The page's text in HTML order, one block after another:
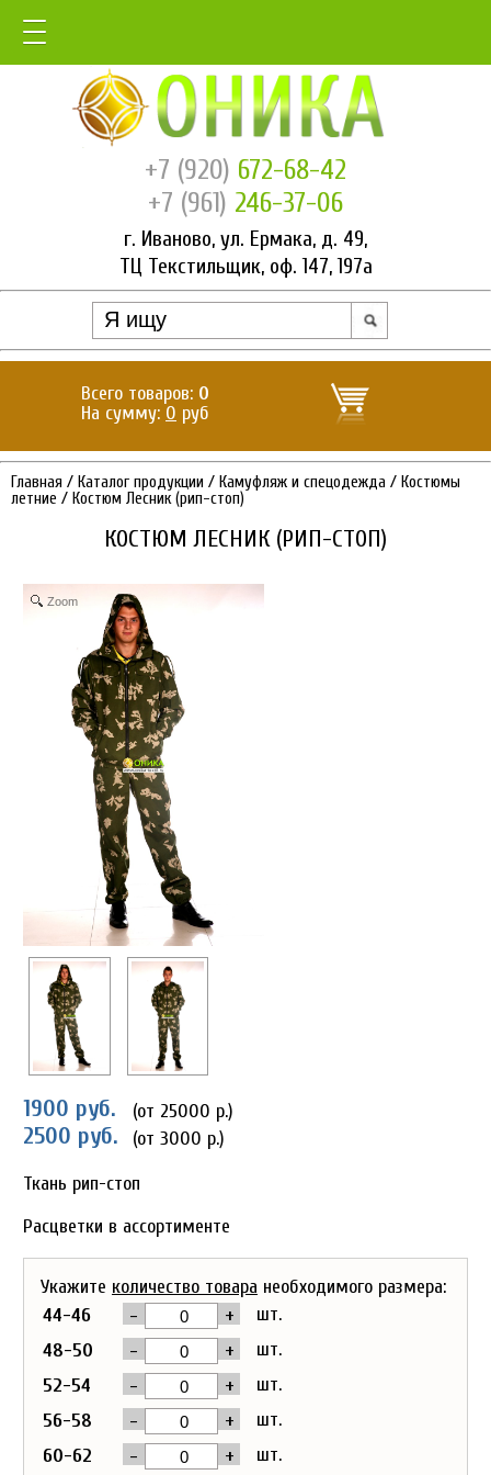
+7 (920) 672-68-42
+7 (961) 246-37-06
г. Иваново, ул. Ермака, д. 49,
ТЦ Текстильщик, оф. 147, 197а
Всего товаров: 0
На сумму: 0 руб
Главная / Каталог продукции / Камуфляж и спецодежда / Костюмы
летние / Костюм Лесник (рип-стоп)
КОСТЮМ ЛЕСНИК (РИП-СТОП)
Zoom
1900 руб. (от 25000 р.)
2500 руб.
(от 3000 р.)
Ткань рип-стоп
Расцветки в ассортименте
Укажите количество товара необходимого размера:
44-46
- +
шт.
48-50
- +
шт.
52-54
- +
шт.
56-58
- +
шт.
60-62
- + шт.